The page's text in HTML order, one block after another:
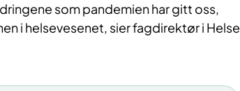
som pandemien har gitt oss,
i helsevesenet, sier fagdirektør i Helse